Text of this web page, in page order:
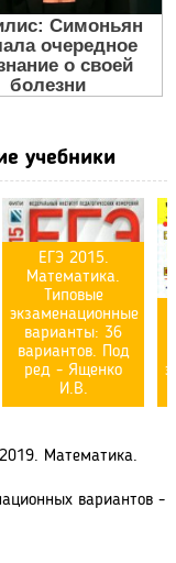
учебники
ЕГЭ 2015.
Математика.
Типовые
экзаменационные
варианты: 36
вариантов. Под
ред - Ященко
И.В.
Математика.
вариантов -